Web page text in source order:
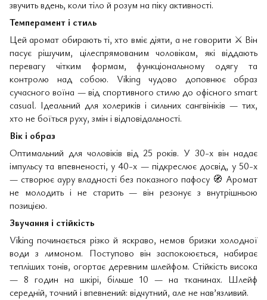
звучить вдень, коли тіло й розум на піку активності.
Темперамент і стиль
Цей аромат обирають ті, хто вміє діяти, а не говорити ⚔ ️ Він
пасує рішучим, цілеспрямованим чоловікам, які віддають
перевагу чітким формам, функціональному одягу та
контролю над собою. Viking чудово доповнює образ
сучасного воїна — від спортивного стилю до офісного smart
casual. Ідеальний для холериків і сильних сангвініків — тих,
хто не боїться руху, змін і відповідальності.
Вік і образ
Оптимальний для чоловіків від 25 років. У 30-х він надає
імпульсу та впевненості, у 40-х — підкреслює досвід, у 50-х
— створює ауру владності без показного пафосу 🧭 Аромат
не молодить і не старить — він резонує з внутрішньою
позицією.
Звучання і стійкість
Viking починається різко й яскраво, немов бризки холодної
води з лимоном. Поступово він заспокоюється, набирає
тепліших тонів, огортає деревним шлейфом. Стійкість висока
— 8 годин на шкірі, більше 10 — на тканинах. Шлейф
середній, точний і впевнений: відчутний, але не нав’язливий.